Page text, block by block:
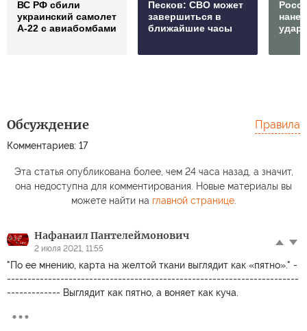
ВС РФ сбили
украинский самолет
А-22 с авиабомбами
Песков: СВО может
завершиться в
ближайшие часы
удар
Обсуждение
Комментариев: 17
Правила
Эта статья опубликована более, чем 24 часа назад, а значит,
она недоступна для комментирования. Новые материалы вы
можете найти на главной странице.
Нафанаил Пантелеймонович
2 июля 2021, 11:55
"По ее мнению, карта на желтой ткани выглядит как «пятно»." -
-----------------------------------------------------------------------
------------- Выглядит как пятно, а воняет как куча.